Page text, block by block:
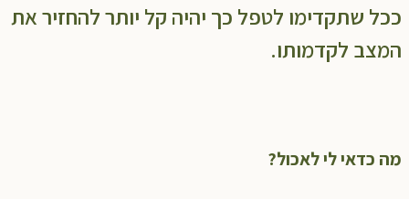
ככל שתקדימו לטפל כך יהיה קל יותר להחזיר את
המצב לקדמותו.
מה כדאי לי לאכול?